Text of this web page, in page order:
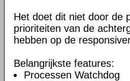
Het doet dit niet door de
prioriteiten van de
hebben op de
Belangrijkste features:
Processen Watchdog